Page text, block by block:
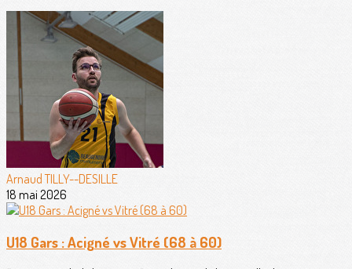
Arnaud TILLY--DESILLE
18 mai 2026
U18 Gars : Acigné vs Vitré (68 à 60)